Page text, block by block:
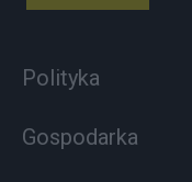
Polityka
Gospodarka